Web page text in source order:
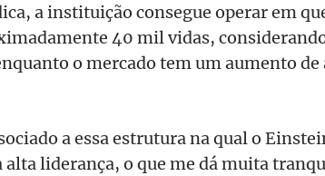
a instituição consegue operar em
40 mil vidas,
o mercado tem um aumento
a essa estrutura na qual o
alta liderança, o que me dá muita